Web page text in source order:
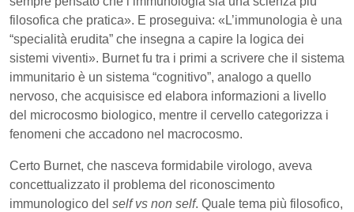
filosofica che pratica». E proseguiva: «L’immunologia è una
“specialità erudita” che insegna a capire la logica dei
sistemi viventi». Burnet fu tra i primi a scrivere che il sistema
immunitario è un sistema “cognitivo”, analogo a quello
nervoso, che acquisisce ed elabora informazioni a livello
del microcosmo biologico, mentre il cervello categorizza i
fenomeni che accadono nel macrocosmo.
Certo Burnet, che nasceva formidabile virologo, aveva
concettualizzato il problema del riconoscimento
immunologico del self vs non self. Quale tema più filosofico,